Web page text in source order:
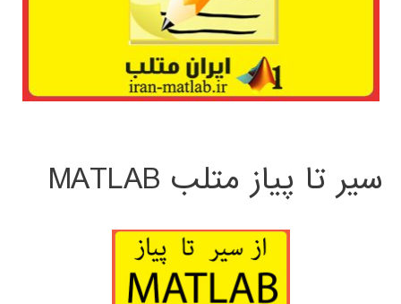
سیر تا پیاز متلب MATLAB